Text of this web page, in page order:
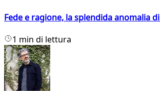
Fede e ragione, la splendida anomalia
1 min di lettura